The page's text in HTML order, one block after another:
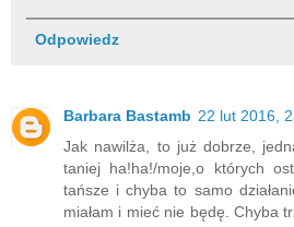
Odpowiedz
Barbara Bastamb 22 lut 2016,
Jak nawilża, to już dobrze,
taniej ha!ha!/moje,o których
tańsze i chyba to samo
miałam i mieć nie będę. Chyba